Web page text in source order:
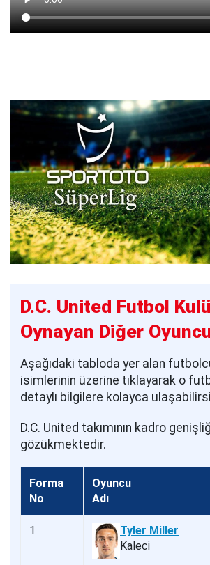
D.C. United Futbol
Oynayan Diğer
Aşağıdaki tabloda yer alan
isimlerinin üzerine tıklayarak o
detaylı bilgilere kolayca
D.C. United takımının kadro
gözükmektedir.
Forma
No
Oyuncu
Adı
1
Tyler Miller
Kaleci